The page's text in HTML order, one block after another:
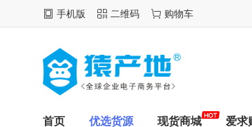
手机版 二维码 购物车
首页 优选货源 现货商城 爱求